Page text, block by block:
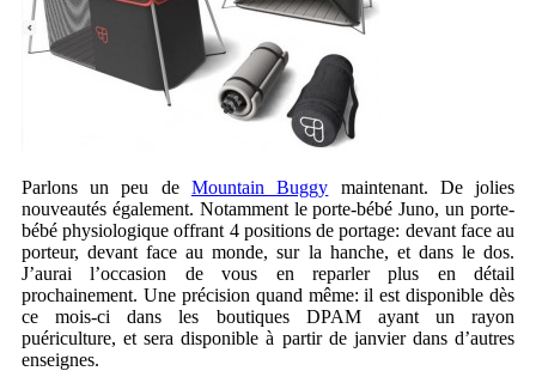
Parlons un peu de Mountain Buggy maintenant. De jolies
nouveautés également. Notamment le porte-bébé Juno, un porte-
bébé physiologique offrant 4 positions de portage: devant face au
porteur, devant face au monde, sur la hanche, et dans le dos.
J’aurai l’occasion de vous en reparler plus en détail
prochainement. Une précision quand même: il est disponible dès
ce mois-ci dans les boutiques DPAM ayant un rayon
puériculture, et sera disponible à partir de janvier dans d’autres
enseignes.